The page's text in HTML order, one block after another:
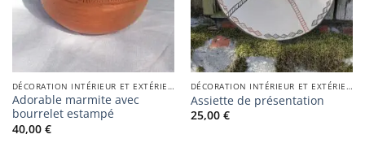
DÉCORATION INTÉRIEUR ET EXTÉRIEUR
Adorable marmite avec
bourrelet estampé
40,00 €
DÉCORATION INTÉRIEUR ET EXTÉRIEUR
Assiette de présentation
25,00 €